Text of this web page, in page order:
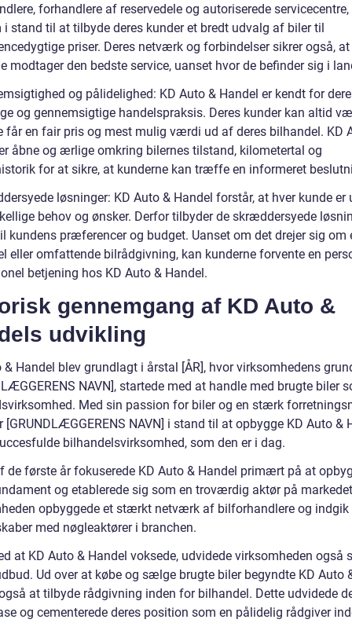
forhandlere af reservedele og autoriserede
i stand til at tilbyde deres kunder et bredt udvalg af biler til
priser. Deres netværk og forbindelser sikrer også, at
modtager den bedste service, uanset hvor de befinder sig i
og pålidelighed: KD Auto & Handel er kendt for
og gennemsigtige handelspraksis. Deres kunder kan altid
får en fair pris og mest mulig værdi ud af deres bilhandel. KD
åbne og ærlige omkring bilernes tilstand, kilometertal og
for at sikre, at kunderne kan træffe en informeret
løsninger: KD Auto & Handel forstår, at hver kunde er
behov og ønsker. Derfor tilbyder de skræddersyede
kundens præferencer og budget. Uanset om det drejer sig om
eller omfattende bilrådgivning, kan kunderne forvente en
betjening hos KD Auto & Handel.
gennemgang af KD Auto &
udvikling
& Handel blev grundlagt i årstal [ÅR], hvor virksomhedens
NAVN], startede med at handle med brugte biler
Med sin passion for biler og en stærk
[GRUNDLÆGGERENS NAVN] i stand til at opbygge KD Auto &
bilhandelsvirksomhed, som den er i dag.
de første år fokuserede KD Auto & Handel primært på at
og etablerede sig som en troværdig aktør på
opbyggede et stærkt netværk af bilforhandlere og indgik
med nøgleaktører i branchen.
at KD Auto & Handel voksede, udvidede virksomheden også
Ud over at købe og sælge brugte biler begyndte KD Auto
at tilbyde rådgivning inden for bilhandel. Dette udvidede
og cementerede deres position som en pålidelig rådgiver